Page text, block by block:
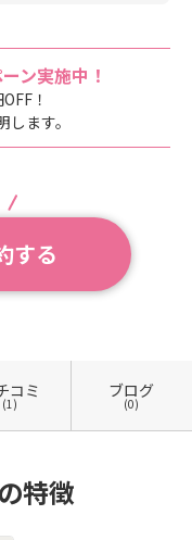
ン実施中！
！
ます。
する
コミ
(1)
ブログ
(0)
特徴